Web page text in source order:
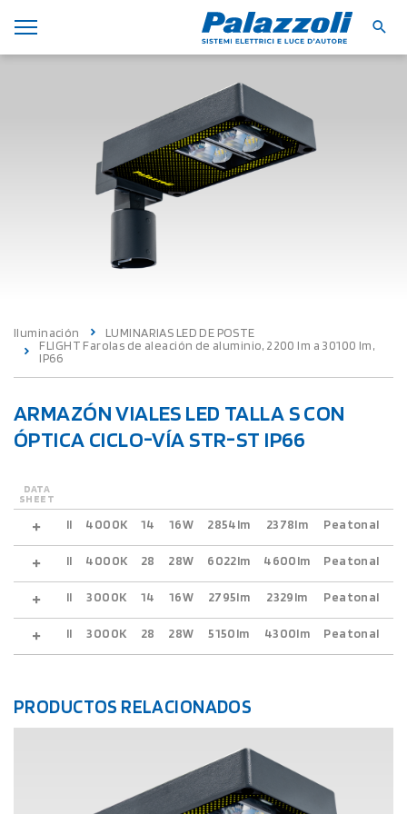
Iluminación
LUMINARIAS LED DE POSTE
FLIGHT Farolas de aleación de aluminio, 2200 lm a 30100 lm,
IP66
ARMAZÓN VIALES LED TALLA S CON
ÓPTICA CICLO-VÍA STR-ST IP66
DATA
SHEET
II 4000K 14 16W 2854lm 2378lm Peatonal
II 4000K 28 28W 6022lm 4600lm Peatonal
II 3000K 14 16W 2795lm 2329lm Peatonal
II 3000K 28 28W 5150lm 4300lm Peatonal
PRODUCTOS RELACIONADOS